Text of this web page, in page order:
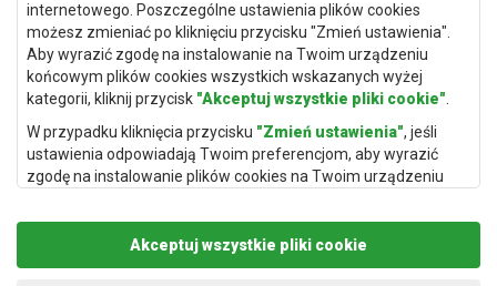
internetowego. Poszczególne ustawienia plików cookies
możesz zmieniać po kliknięciu przycisku "Zmień ustawienia".
Aby wyrazić zgodę na instalowanie na Twoim urządzeniu
końcowym plików cookies wszystkich wskazanych wyżej
kategorii, kliknij przycisk "Akceptuj wszystkie pliki cookie"
W przypadku kliknięcia przycisku "Zmień ustawienia", jeśli
ustawienia odpowiadają Twoim preferencjom, aby wyrazić
zgodę na instalowanie plików cookies na Twoim urządzeniu
"Zapisz i zaakceptuj".
Podstawą przetwarzania danych osobowych, w zakresie w
Akceptuj wszystkie pliki cookie
Dywany Łódź
Dywany Katowice
Dywany Rzeszów
Dywany Częstochowa